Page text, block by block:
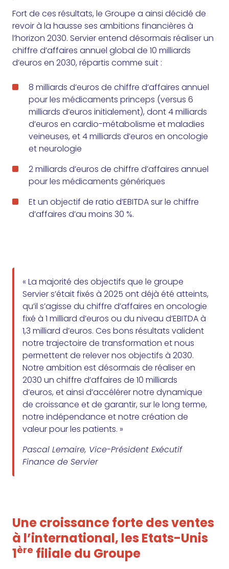
Fort de ces résultats, le Groupe a ainsi décidé de
revoir à la hausse ses ambitions financières à
l’horizon 2030. Servier entend désormais réaliser un
chiffre d’affaires annuel global de 10 milliards
d’euros en 2030, répartis comme suit :
8 milliards d’euros de chiffre d’affaires annuel
pour les médicaments princeps (versus 6
milliards d’euros initialement), dont 4 milliards
d’euros en cardio-métabolisme et maladies
veineuses, et 4 milliards d’euros en oncologie
et neurologie
2 milliards d’euros de chiffre d’affaires annuel
pour les médicaments génériques
Et un objectif de ratio d’EBITDA sur le chiffre
d’affaires d’au moins 30 %.
« La majorité des objectifs que le groupe
Servier s’était fixés à 2025 ont déjà été atteints,
qu’il s’agisse du chiffre d’affaires en oncologie
fixé à 1 milliard d’euros ou du niveau d’EBITDA à
1,3 milliard d’euros. Ces bons résultats valident
notre trajectoire de transformation et nous
permettent de relever nos objectifs à 2030.
Notre ambition est désormais de réaliser en
2030 un chiffre d’affaires de 10 milliards
d’euros, et ainsi d’accélérer notre dynamique
de croissance et de garantir, sur le long terme,
notre indépendance et notre création de
valeur pour les patients. »
Pascal Lemaire, Vice-Président Exécutif
Finance de Servier
Une croissance forte des ventes
à l’international, les Etats-Unis
1ère filiale du Groupe